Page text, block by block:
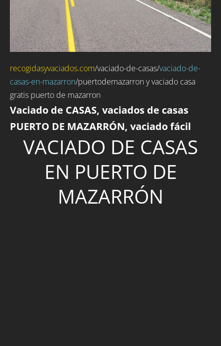
recogidasyvaciados.com/vaciado-de-casas/vaciado-de-
casas-en-mazarron/puertodemazarron y vaciado casa
gratis puerto de mazarron
Vaciado de CASAS, vaciados de casas
PUERTO DE MAZARRÓN, vaciado fácil
VACIADO DE CASAS
EN PUERTO DE
MAZARRÓN